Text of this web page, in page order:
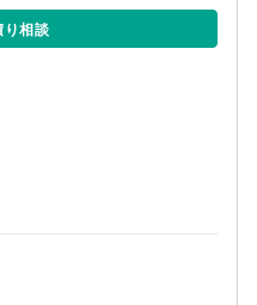
相談